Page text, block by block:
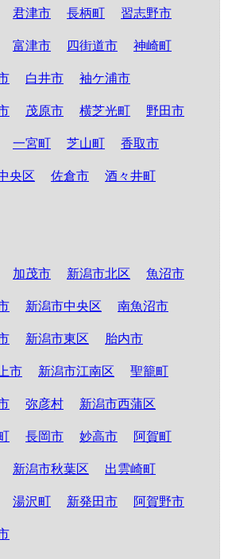
君津市 長柄町 習志野市
富津市 四街道市 神崎町
白井市 袖ケ浦市
茂原市 横芝光町 野田市
一宮町 芝山町 香取市
央区 佐倉市 酒々井町
加茂市 新潟市北区 魚沼市
新潟市中央区 南魚沼市
新潟市東区 胎内市
市 新潟市江南区 聖籠町
弥彦村 新潟市西蒲区
長岡市 妙高市 阿賀町
新潟市秋葉区 出雲崎町
湯沢町 新発田市 阿賀野市